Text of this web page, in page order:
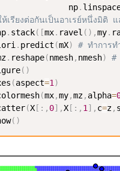
np
.
เรียงต่อกันเป็นอาเรย์หนึ่งมิติ
. stack( [mx. ravel ( ) ,my.
. predict (mX)
# ทำการท
. reshape(nmesh, nmesh)
#
( )
(aspect=1 )
(mx,my,mz, alpha=
(X [ : , 0] ,X [ : , 1 ] , c=z, s
( )